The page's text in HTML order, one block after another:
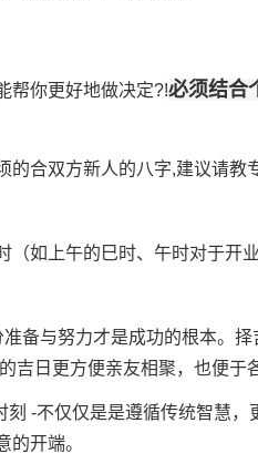
帮你更好地做决定?!必须结合
的合双方新人的八字,建议请教
（如上午的巳时、午时对于开
备与努力才是成功的根本。择
吉日更方便亲友相聚，也便于
-不仅仅是是遵循传统智慧
的开端。